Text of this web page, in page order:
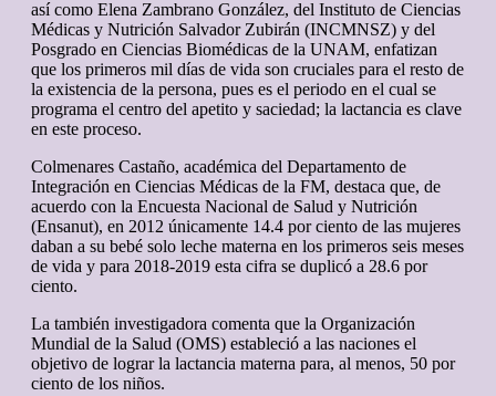
así como Elena Zambrano González, del Instituto de Ciencias
Médicas y Nutrición Salvador Zubirán (INCMNSZ) y del
Posgrado en Ciencias Biomédicas de la UNAM, enfatizan
que los primeros mil días de vida son cruciales para el resto de
la existencia de la persona, pues es el periodo en el cual se
programa el centro del apetito y saciedad; la lactancia es clave
en este proceso.
Colmenares Castaño, académica del Departamento de
Integración en Ciencias Médicas de la FM, destaca que, de
acuerdo con la Encuesta Nacional de Salud y Nutrición
(Ensanut), en 2012 únicamente 14.4 por ciento de las mujeres
daban a su bebé solo leche materna en los primeros seis meses
de vida y para 2018-2019 esta cifra se duplicó a 28.6 por
ciento.
La también investigadora comenta que la Organización
Mundial de la Salud (OMS) estableció a las naciones el
objetivo de lograr la lactancia materna para, al menos, 50 por
ciento de los niños.